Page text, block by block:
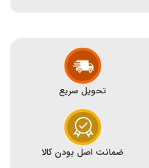
تحویل سریع
ضمانت اصل بودن کالا